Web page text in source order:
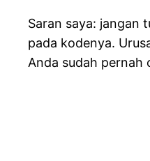
Saran saya: jangan
pada kodenya.
Anda sudah pernah